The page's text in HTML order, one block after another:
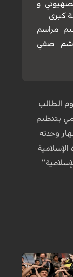
و
كبرى
مراسم
صفي
الطالب
بتنظيم
وحدته
الإسلامية